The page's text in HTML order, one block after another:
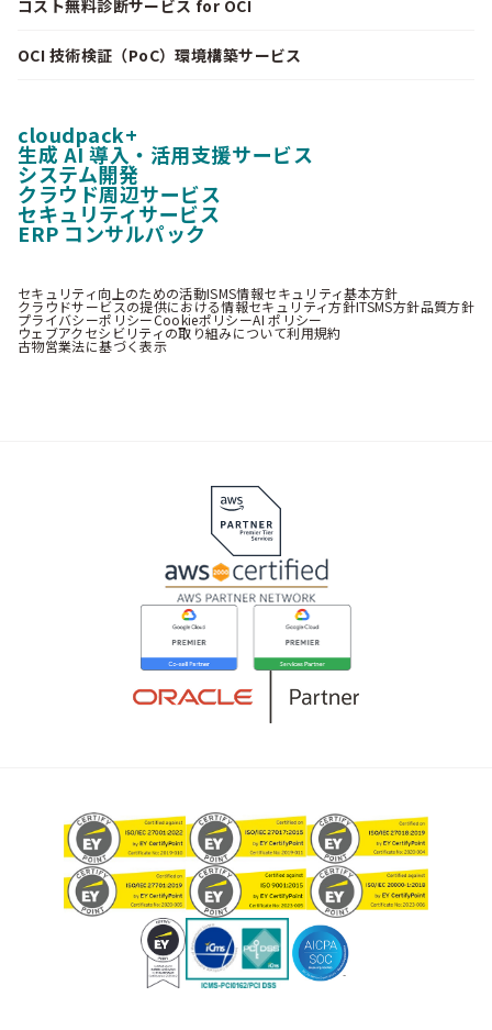
コスト無料診断サービス for OCI
OCI 技術検証（PoC）環境構築サービス
cloudpack+
生成 AI 導入・活用支援サービス
システム開発
クラウド周辺サービス
セキュリティサービス
ERP コンサルパック
セキュリティ向上のための活動ISMS情報セキュリティ基本方針
クラウドサービスの提供における情報セキュリティ方針ITSMS方針品質方針
プライバシーポリシーCookieポリシーAI ポリシー
ウェブアクセシビリティの取り組みについて利用規約
古物営業法に基づく表示